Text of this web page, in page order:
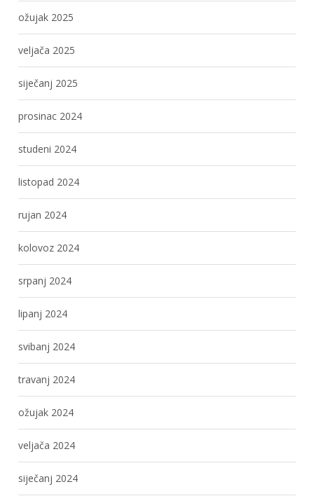
ožujak 2025
veljača 2025
siječanj 2025
prosinac 2024
studeni 2024
listopad 2024
rujan 2024
kolovoz 2024
srpanj 2024
lipanj 2024
svibanj 2024
travanj 2024
ožujak 2024
veljača 2024
siječanj 2024